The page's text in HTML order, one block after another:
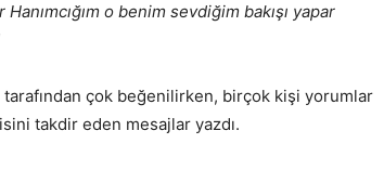
o benim sevdiğim bakışı yapar
tarafından çok beğenilirken, birçok kişi yorumlar
takdir eden mesajlar yazdı.